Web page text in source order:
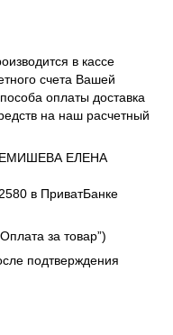
в кассе
счета Вашей
оплаты доставка
на наш расчетный
ЕЛЕНА
в ПриватБанке
за товар”)
подтверждения